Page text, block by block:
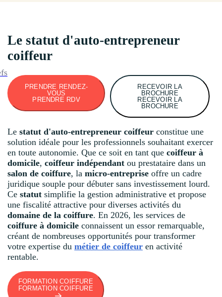
Le statut d'auto-entrepreneur
coiffeur
PRENDRE RENDEZ-
VOUS
PRENDRE RDV
RECEVOIR LA
BROCHURE
RECEVOIR LA
BROCHURE
Le statut d'auto-entrepreneur coiffeur constitue une
solution idéale pour les professionnels souhaitant exercer
en toute autonomie. Que ce soit en tant que coiffeur à
domicile, coiffeur indépendant ou prestataire dans un
salon de coiffure, la micro-entreprise offre un cadre
juridique souple pour débuter sans investissement lourd.
Ce statut simplifie la gestion administrative et propose
une fiscalité attractive pour diverses activités du
domaine de la coiffure. En 2026, les services de
coiffure à domicile connaissent un essor remarquable,
créant de nombreuses opportunités pour transformer
votre expertise du métier de coiffeur en activité
rentable.
FORMATION COIFFURE
FORMATION COIFFURE